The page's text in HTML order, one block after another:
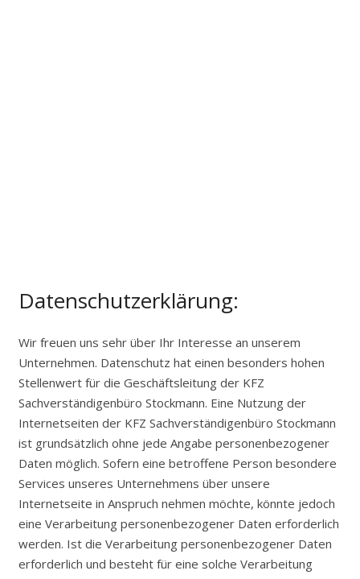
Datenschutzerklärung:
Wir freuen uns sehr über Ihr Interesse an unserem
Unternehmen. Datenschutz hat einen besonders hohen
Stellenwert für die Geschäftsleitung der KFZ
Sachverständigenbüro Stockmann. Eine Nutzung der
Internetseiten der KFZ Sachverständigenbüro Stockmann
ist grundsätzlich ohne jede Angabe personenbezogener
Daten möglich. Sofern eine betroffene Person besondere
Services unseres Unternehmens über unsere
Internetseite in Anspruch nehmen möchte, könnte jedoch
eine Verarbeitung personenbezogener Daten erforderlich
werden. Ist die Verarbeitung personenbezogener Daten
erforderlich und besteht für eine solche Verarbeitung